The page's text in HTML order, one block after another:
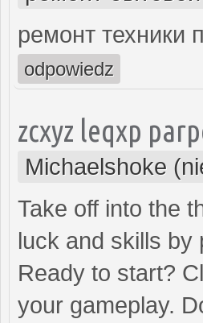
ремонт техники
odpowiedz
zcxyz leqxp
Michaelshoke
Take off into the
luck and skills by
Ready to start?
your gameplay.